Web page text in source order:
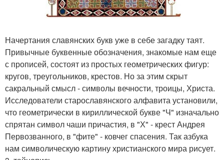
Начертания славянских букв уже в себе загадку таят.
Привычные буквенные обозначения, знакомые нам еще
с прописей, состоят из простых геометрических фигур:
кругов, треугольников, крестов. Но за этим скрыт
сакральный смысл - символы вечности, троицы, Христа.
Исследователи старославянского алфавита установили,
что геометрически в кириллической букве "Ч" изначально
спрятан символ чаши причастия, в "Х" - крест Андрея
Первозванного, в "фите" - ковчег спасения. Так азбука
нам символическую картину христианского мира рисует.